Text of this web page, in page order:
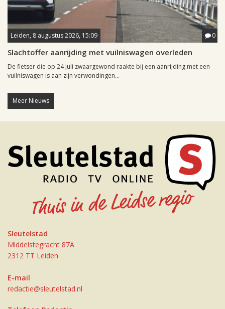
Leiden, 8 augustus 2026, 15:09 0
Slachtoffer aanrijding met vuilniswagen overleden
De fietser die op 24 juli zwaargewond raakte bij een aanrijding met een
vuilniswagen is aan zijn verwondingen...
Meer Nieuws
Sleutelstad
Middelstegracht 87A
2312 TT Leiden
E-mail
redactie@sleutelstad.nl